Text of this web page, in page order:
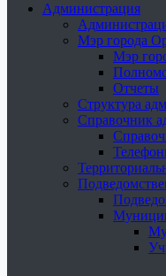
Администрация
Мэр города
Мэр
Отчеты
Структура
Справочник